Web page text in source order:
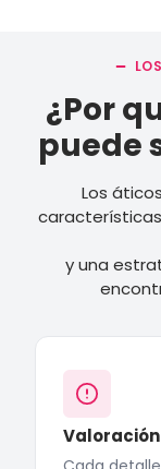
¿Por
puede
Los
y una